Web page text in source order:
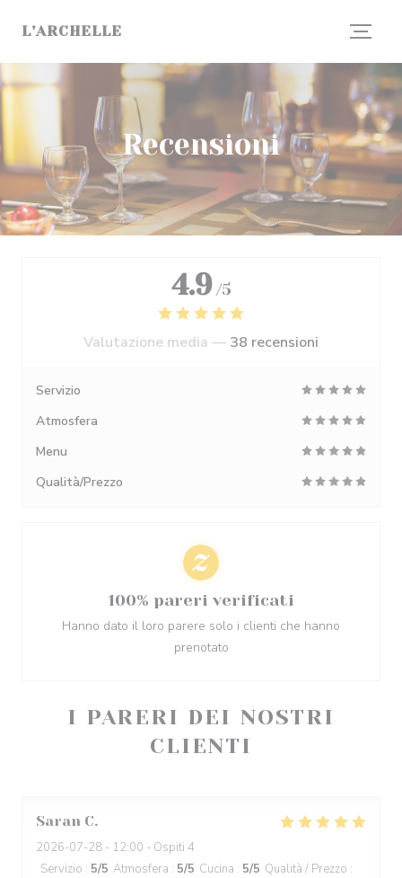
L’ARCHELLE
Recensioni
I PARERI DEI NOSTRI
CLIENTI
Saran C
2026-07-28 - 12:00 - Ospiti 4
Servizio : 5/5 Atmosfera : 5/5 Cucina : 5/5 Qualità / Prezzo :
4.9 /5
Valutazione media — 38 recensioni
Servizio
Atmosfera
Menu
Qualità/Prezzo
100% pareri verificati
Hanno dato il loro parere solo i clienti che hanno
prenotato